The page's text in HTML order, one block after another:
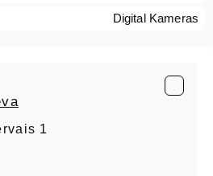
Digital Kameras
1